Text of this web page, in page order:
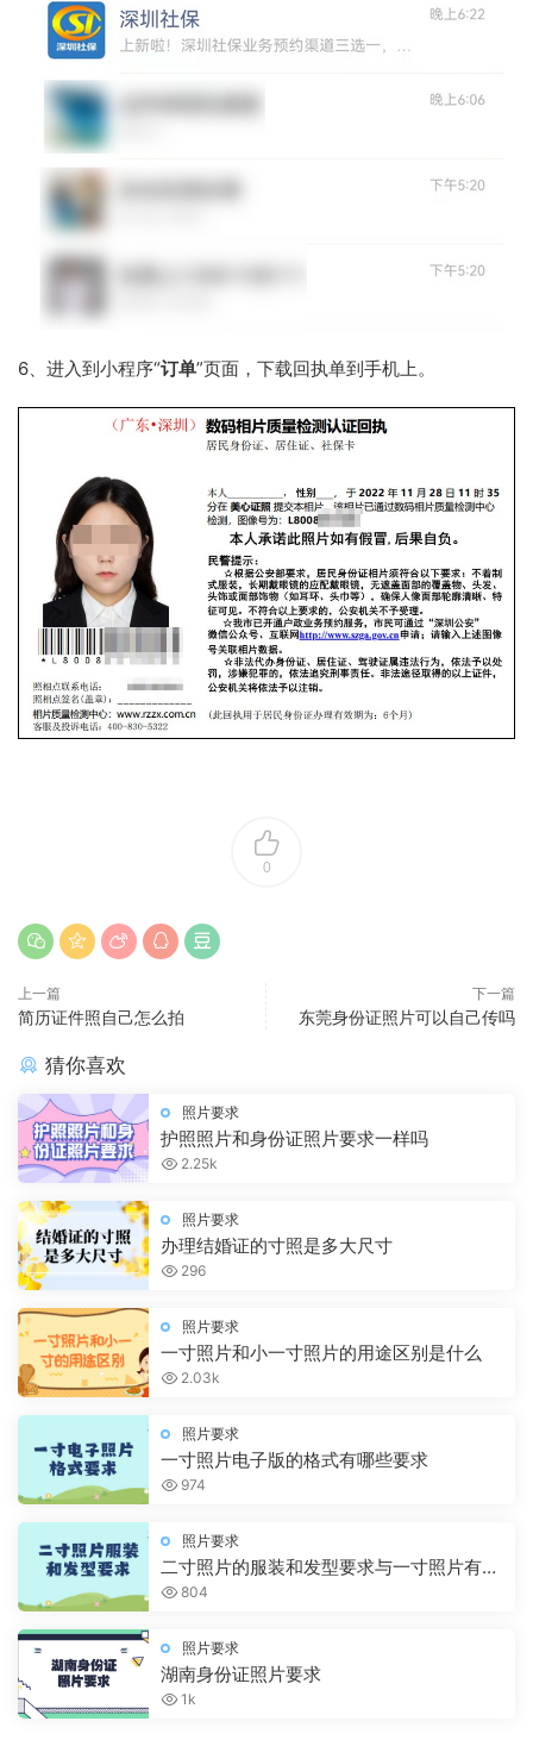
6、进入到小程序“订单”页面，下载回执单到手机上。
0
上一篇
简历证件照自己怎么拍
下一篇
东莞身份证照片可以自己传吗
猜你喜欢
照片要求
护照照片和身份证照片要求一样吗
2.25k
照片要求
办理结婚证的寸照是多大尺寸
296
照片要求
一寸照片和小一寸照片的用途区别是什么
2.03k
照片要求
一寸照片电子版的格式有哪些要求
974
照片要求
二寸照片的服装和发型要求与一寸照片有区
别吗804
照片要求
湖南身份证照片要求
1k